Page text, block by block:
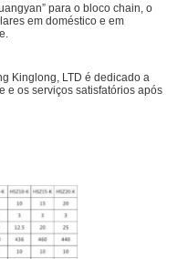
para o bloco chain, o
em doméstico e em
Kinglong, LTD é dedicado a
e os serviços satisfatórios após